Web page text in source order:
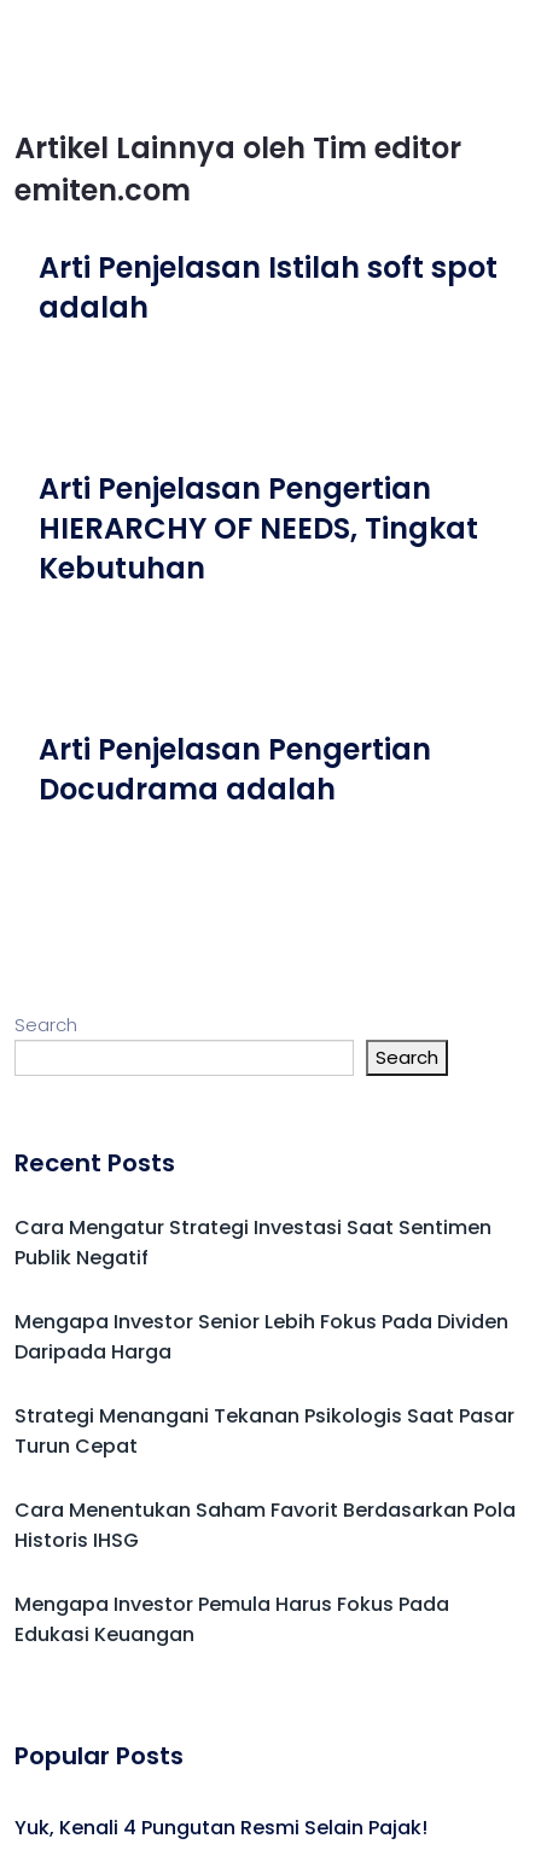
Artikel Lainnya oleh Tim editor
emiten.com
Arti Penjelasan Istilah soft spot
adalah
Arti Penjelasan Pengertian
HIERARCHY OF NEEDS, Tingkat
Kebutuhan
Arti Penjelasan Pengertian
Docudrama adalah
Search
Search
Recent Posts
Cara Mengatur Strategi Investasi Saat Sentimen
Publik Negatif
Mengapa Investor Senior Lebih Fokus Pada Dividen
Daripada Harga
Strategi Menangani Tekanan Psikologis Saat Pasar
Turun Cepat
Cara Menentukan Saham Favorit Berdasarkan Pola
Historis IHSG
Mengapa Investor Pemula Harus Fokus Pada
Edukasi Keuangan
Popular Posts
Yuk, Kenali 4 Pungutan Resmi Selain Pajak!